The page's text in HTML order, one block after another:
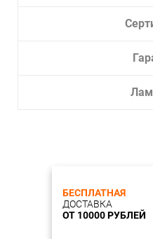
Диаметр врезного
БЕСПЛАТНАЯ
ДОСТАВКА
ОТ 10000 РУБЛЕЙ